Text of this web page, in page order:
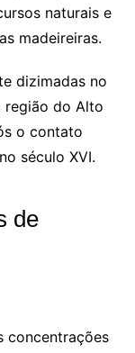
naturais e
madeireiras.
dizimadas no
região do Alto
o contato
século XVI.
de
concentrações